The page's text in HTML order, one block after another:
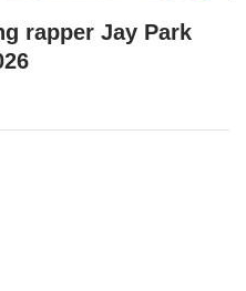
rapper Jay Park